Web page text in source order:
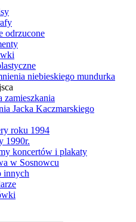
odrzucone
niebieskiego mundurka
zamieszkania
Jacka Kaczmarskiego
roku 1994
1990r.
koncertów i plakaty
w Sosnowcu
innych